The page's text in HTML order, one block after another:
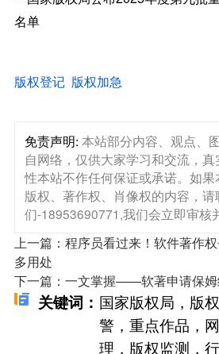
版权登记 版权加急
免责声明: 本站部分内容、观点、
自网络，仅供大家学习和交流，
性本站不作任何保证或承诺。如
版权、著作权、肖像权的内容，请
们-18953690771,我们会立即审核
上一篇：程序员看过来！软件著作
多用处
下一篇：一文掌握——软著申请保姆
关键词： 国家版权局，版
警，重点作品，
理，版权监测，